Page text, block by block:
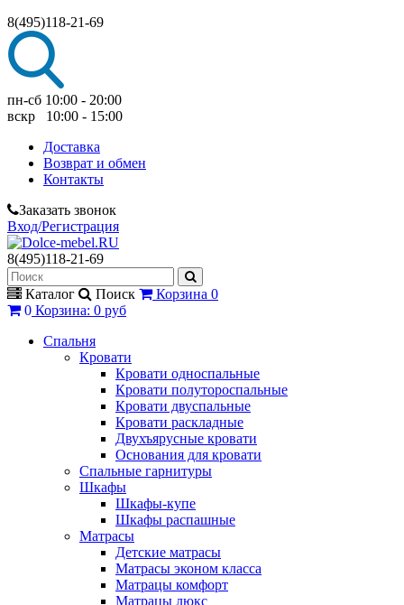
8(495)118-21-69
пн-сб 10:00 - 20:00
вскр 10:00 - 15:00
Доставка
Возврат и обмен
Контакты
Заказать звонок
Вход/Регистрация
8(495)118-21-69
Каталог Поиск Корзина 0
0 Корзина: 0 руб
Спальня
Кровати
Кровати односпальные
Кровати полутороспальные
Кровати двуспальные
Кровати раскладные
Двухъярусные кровати
Основания для кровати
Спальные гарнитуры
Шкафы
Шкафы-купе
Шкафы распашные
Матрасы
Детские матрасы
Матрасы эконом класса
Матрацы комфорт
Матрацы люкс